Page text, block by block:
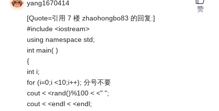
yang1670414
[Quote=引用 7 楼 zhaohongbo83 的回复:]
#include <iostream>
using namespace std;
int main( )
{
int i;
for (i=0;i <10;i++); 分号不要
cout < <rand()%100 < <" ";
cout < <endl < <endl;
赞